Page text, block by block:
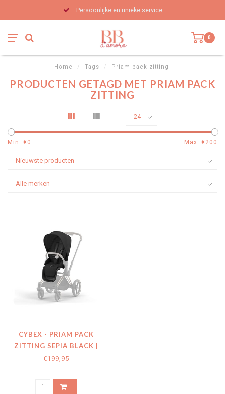
Persoonlijke en unieke service
0
Home / Tags / Priam pack zitting
PRODUCTEN GETAGD MET PRIAM PACK
ZITTING
Min: €0 Max: €200
CYBEX - PRIAM PACK
ZITTING SEPIA BLACK |
BLACK
€199,95